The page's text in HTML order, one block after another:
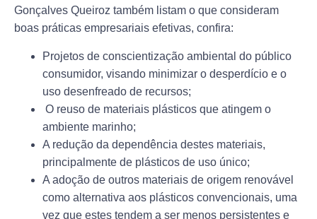
Gonçalves Queiroz também listam o que consideram
boas práticas empresariais efetivas, confira:
Projetos de conscientização ambiental do público
consumidor, visando minimizar o desperdício e o
uso desenfreado de recursos;
O reuso de materiais plásticos que atingem o
ambiente marinho;
A redução da dependência destes materiais,
principalmente de plásticos de uso único;
A adoção de outros materiais de origem renovável
como alternativa aos plásticos convencionais, uma
vez que estes tendem a ser menos persistentes e